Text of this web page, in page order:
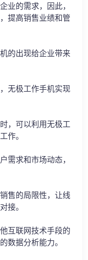
业的需求，因此，
提高销售业绩和管
的出现给企业带来
无极工作手机实现
，可以利用无极工
作。
需求和市场动态，
售的局限性，让线
接。
互联网技术手段的
数据分析能力。